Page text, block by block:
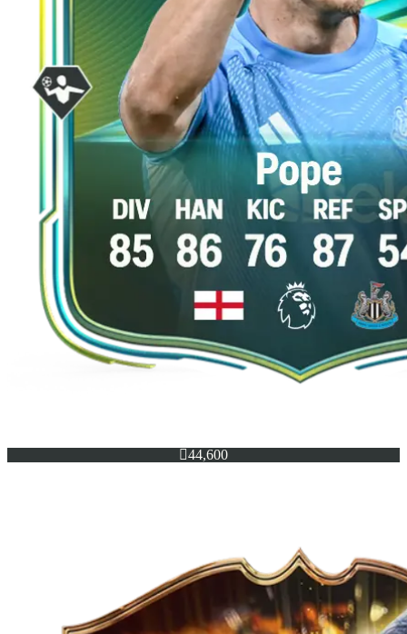
44,600